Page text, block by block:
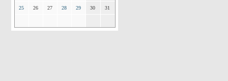
25 26 27 28 29 30 31